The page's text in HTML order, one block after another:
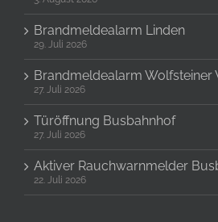
Brandmeldealarm Linden
29. Juli 2026
Brandmeldealarm Wolfsteiner
27. Juli 2026
Türöffnung Busbahnhof
27. Juli 2026
Aktiver Rauchwarnmelder
22. Juli 2026